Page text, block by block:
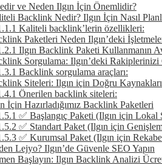
ve Neden Ilgın İçin Önemlidir?
Backlink Nedir? Ilgın İçin Nasıl
Kaliteli backlink’lerin özellikleri:
Paketleri Neden Ilgın’deki
Ilgın Backlink Paketi Kullanmanın
Sorgulama: Ilgın’deki Rakiplerinizi
Backlink sorgulama araçları:
Siteleri: Ilgın için Doğru
Önerilen backlink siteleri:
İçin Hazırladığımız Backlink Paketleri
✅ Başlangıç Paketi (Ilgın için Lokal
✅ Standart Paket (Ilgın için
✅ Kurumsal Paket (Ilgın için
Lejyo? Ilgın’de Güvenle SEO Yapın
Başlayın: Ilgın Backlink Analizi